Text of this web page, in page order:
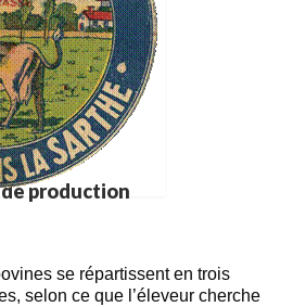
production
se répartissent en trois
selon ce que l’éleveur cherche